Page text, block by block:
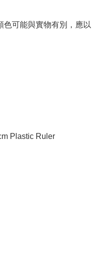
色可能與實物有別，應以
Plastic Ruler